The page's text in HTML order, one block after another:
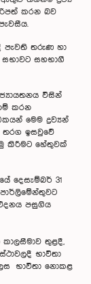
කරන බව
පැවති තරුණ හා
සභාවට සහභාගී
විසින්
කරන
මෙම ද්‍රව්‍යන්
තරග ඉසවුවේ
කිරීමට හේතුවක්
දෙසැම්බර් 31
පසුගිය
තුළදී,
භාවිතා
භාවිතා නොකළ